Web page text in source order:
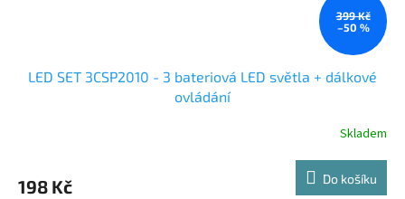
399 Kč
–50 %
LED SET 3CSP2010 - 3 bateriová LED světla + dálkové
ovládání
Skladem
198 Kč Do košíku